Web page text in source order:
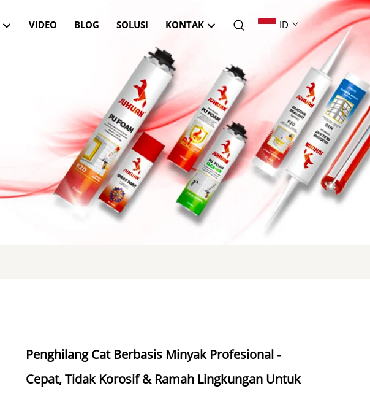
VIDEO BLOG SOLUSI KONTAK ID
Penghilang Cat Berbasis Minyak Profesional -
Cepat, Tidak Korosif & Ramah Lingkungan Untuk